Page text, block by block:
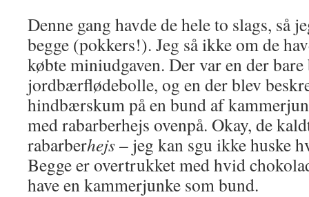
Denne gang havde de hele to slags, så
begge (pokkers!). Jeg så ikke om de
købte miniudgaven. Der var en der
jordbærflødebolle, og en der blev
hindbærskum på en bund af
med rabarberhejs ovenpå. Okay, de
rabarberhejs– jeg kan sgu ikke huske
Begge er overtrukket med hvid
have en kammerjunke som bund.